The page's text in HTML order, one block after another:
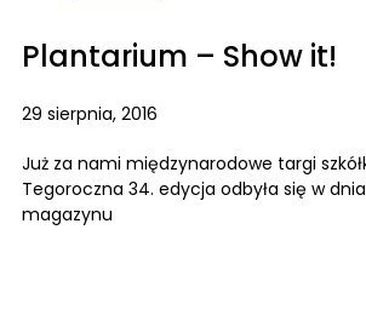
Plantarium – Show it!
29 sierpnia, 2016
Już za nami międzynarodowe targi
Tegoroczna 34. edycja odbyła się w
magazynu